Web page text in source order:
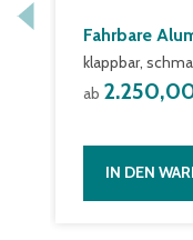
Fahrbare
klappbar,
ab
IN DEN